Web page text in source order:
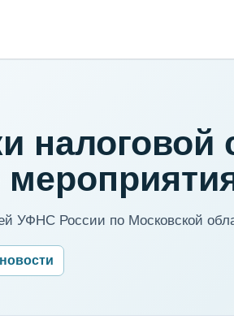
УФНС России по Московской